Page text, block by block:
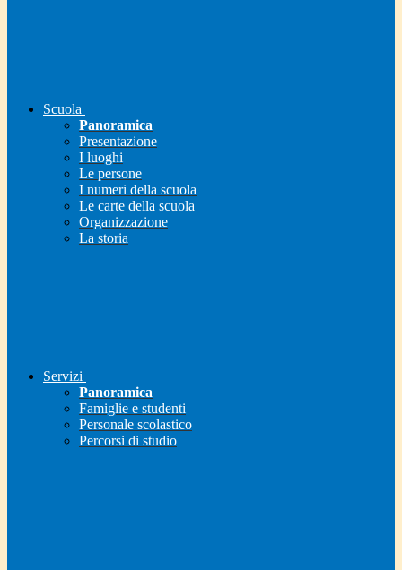
Scuola
Panoramica
Presentazione
I luoghi
Le persone
I numeri della scuola
Le carte della scuola
Organizzazione
La storia
Servizi
Panoramica
Famiglie e studenti
Personale scolastico
Percorsi di studio